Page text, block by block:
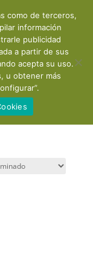
como de terceros,
información
publicidad
a partir de sus
acepta su uso.
u obtener más